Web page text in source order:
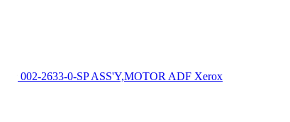
002-2633-0-SP ASS'Y,MOTOR ADF Xerox